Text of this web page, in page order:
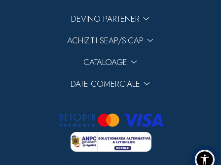
DEVINO PARTENER
ACHIZITII SEAP/SICAP
CATALOAGE
DATE COMERCIALE